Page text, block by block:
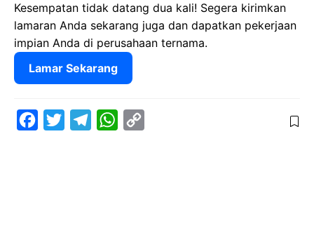
Kesempatan tidak datang dua kali! Segera kirimkan
lamaran Anda sekarang juga dan dapatkan pekerjaan
impian Anda di perusahaan ternama.
Lamar Sekarang
W